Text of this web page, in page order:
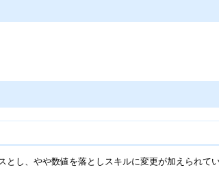
とし、やや数値を落としスキルに変更が加えられてい